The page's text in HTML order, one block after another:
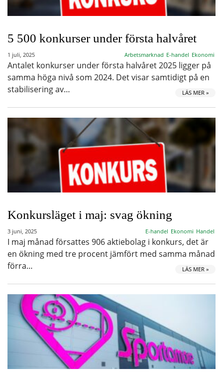
5 500 konkurser under första halvåret
1 juli, 2025 Arbetsmarknad E-handel Ekonomi
Antalet konkurser under första halvåret 2025 ligger på
samma höga nivå som 2024. Det visar samtidigt på en
stabilisering av…
LÄS MER »
Konkursläget i maj: svag ökning
3 juni, 2025 E-handel Ekonomi Handel
I maj månad försattes 906 aktiebolag i konkurs, det är
en ökning med tre procent jämfört med samma månad
förra…
LÄS MER »